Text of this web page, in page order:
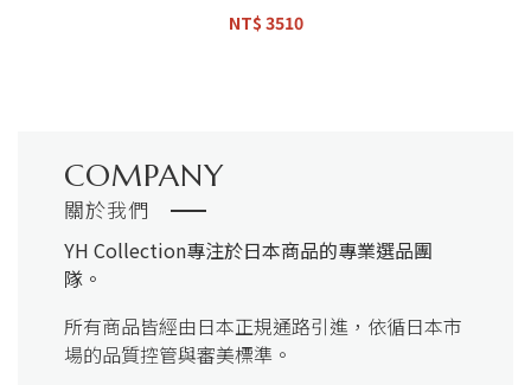
NT$ 3510
COMPANY
關於我們
YH Collection專注於日本商品的專業選品團
隊。
所有商品皆經由日本正規通路引進，依循日本市
場的品質控管與審美標準。